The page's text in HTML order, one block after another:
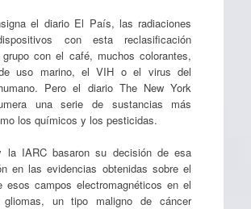
el diario El País, las radiaciones
con esta reclasificación
grupo con el café, muchos colorantes,
uso marino, el VIH o el virus del
Pero el diario The New York
una serie de sustancias más
los químicos y los pesticidas.
la IARC basaron su decisión de esa
en las evidencias obtenidas sobre el
esos campos electromagnéticos en el
un tipo maligno de cáncer